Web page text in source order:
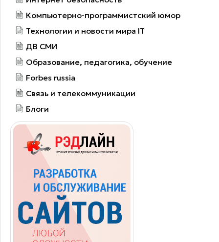
Компьютерно-программистский юмор
Технологии и новости мира IT
ДВ СМИ
Образование, педагогика, обучение
Forbes russia
Связь и телекоммуникации
Блоги